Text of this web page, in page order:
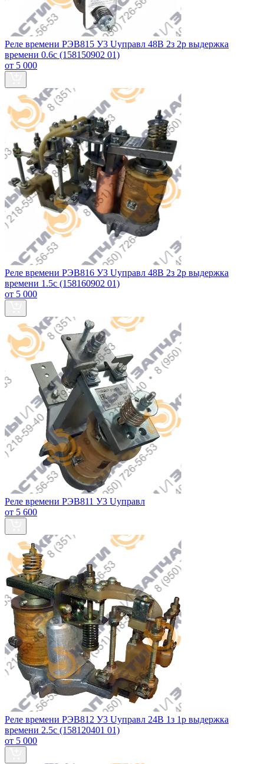
Реле времени РЭВ815 У3 Uуправл 48В 2з 2р выдержка
времени 0.6с (158150902 01)
от 5 000
Реле времени РЭВ816 У3 Uуправл 48В 2з 2р выдержка
времени 1.5с (158160902 01)
от 5 000
Реле времени РЭВ811 У3 Uуправл
от 5 600
Реле времени РЭВ812 У3 Uуправл 24В 1з 1р выдержка
времени 2.5с (158120401 01)
от 5 000